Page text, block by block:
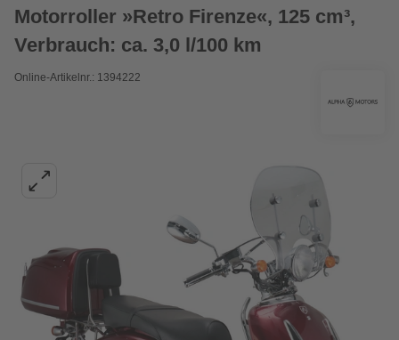
Motorroller »Retro Firenze«, 125 cm³,
Verbrauch: ca. 3,0 l/100 km
Online-Artikelnr.: 1394222